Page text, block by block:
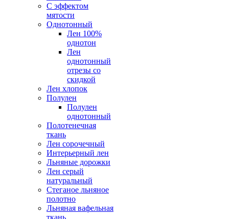
С эффектом
мятости
Однотонный
Лен 100%
однотон
Лен
однотонный
отрезы со
скидкой
Лен хлопок
Полулен
Полулен
однотонный
Полотенечная
ткань
Лен сорочечный
Интерьерный лен
Льняные дорожки
Лен серый
натуральный
Стеганое льняное
полотно
Льняная вафельная
ткань